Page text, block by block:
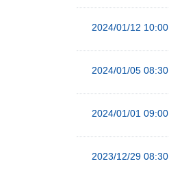
2024/01/12 10:00
2024/01/05 08:30
2024/01/01 09:00
2023/12/29 08:30